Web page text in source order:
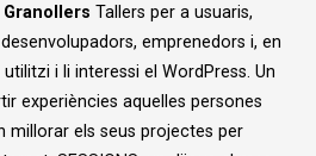
Tallers per a usuaris,
emprenedors i, en
i li interessi el WordPress. Un
experiències aquelles persones
millorar els seus projectes per